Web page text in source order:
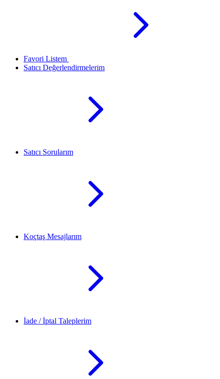
Favori Listem
Satıcı Değerlendirmelerim
Satıcı Sorularım
Koçtaş Mesajlarım
İade / İptal Taleplerim